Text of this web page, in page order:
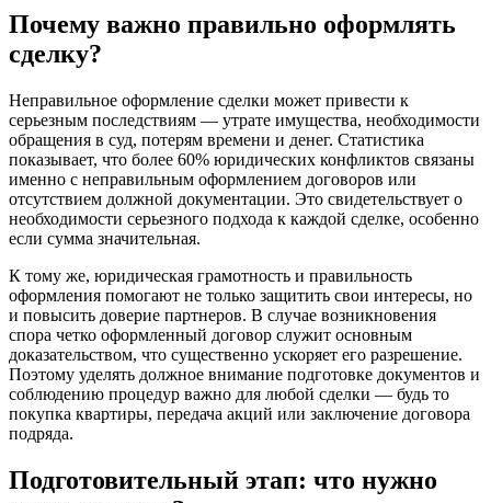
Почему важно правильно оформлять
сделку?
Неправильное оформление сделки может привести к
серьезным последствиям — утрате имущества, необходимости
обращения в суд, потерям времени и денег. Статистика
показывает, что более 60% юридических конфликтов связаны
именно с неправильным оформлением договоров или
отсутствием должной документации. Это свидетельствует о
необходимости серьезного подхода к каждой сделке, особенно
если сумма значительная.
К тому же, юридическая грамотность и правильность
оформления помогают не только защитить свои интересы, но
и повысить доверие партнеров. В случае возникновения
спора четко оформленный договор служит основным
доказательством, что существенно ускоряет его разрешение.
Поэтому уделять должное внимание подготовке документов и
соблюдению процедур важно для любой сделки — будь то
покупка квартиры, передача акций или заключение договора
подряда.
Подготовительный этап: что нужно